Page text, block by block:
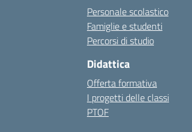
Personale scolastico
Famiglie e studenti
Percorsi di studio
Didattica
Offerta formativa
I progetti delle classi
PTOF